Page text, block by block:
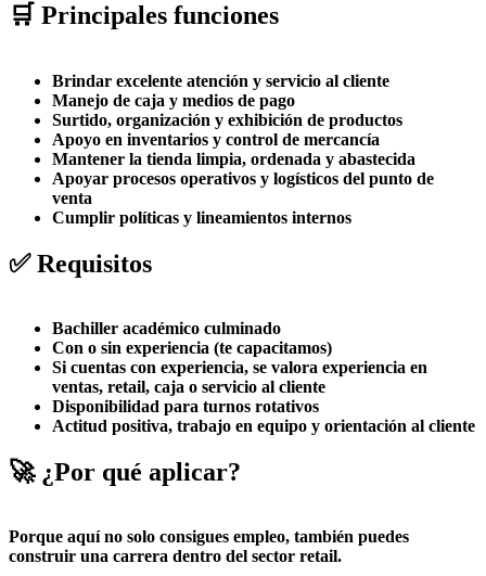
🛒 Principales funciones
Brindar excelente atención y servicio al cliente
Manejo de caja y medios de pago
Surtido, organización y exhibición de productos
Apoyo en inventarios y control de mercancía
Mantener la tienda limpia, ordenada y abastecida
Apoyar procesos operativos y logísticos del punto de
venta
Cumplir políticas y lineamientos internos
✅ Requisitos
Bachiller académico culminado
Con o sin experiencia (te capacitamos)
Si cuentas con experiencia, se valora experiencia en
ventas, retail, caja o servicio al cliente
Disponibilidad para turnos rotativos
Actitud positiva, trabajo en equipo y orientación al cliente
🚀 ¿Por qué aplicar?
Porque aquí no solo consigues empleo, también puedes
construir una carrera dentro del sector retail.